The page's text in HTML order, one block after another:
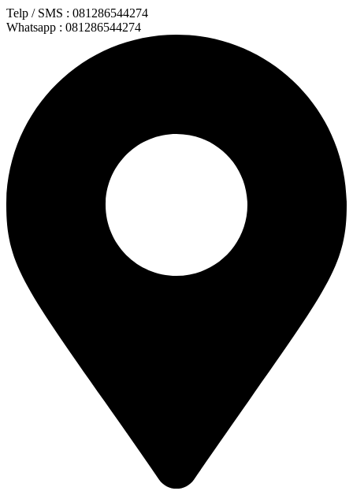
Lewati
ke
Telp / SMS : 081286544274
Whatsapp : 081286544274